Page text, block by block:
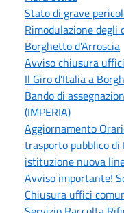
Stato di grave
Rimodulazione degli
Borghetto d'Arroscia
Avviso chiusura
Il Giro d'Italia a
Bando di
(IMPERIA)
Aggiornamento
trasporto pubblico di
istituzione nuova
Avviso importante!
Chiusura uffici